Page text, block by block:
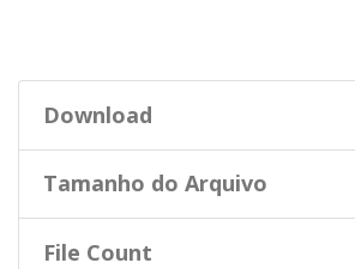
Download
Tamanho do Arquivo
File Count